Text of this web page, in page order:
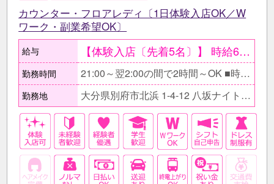
カウンター・フロアレディ〔1日体験入店OK／W
ワーク・副業希望OK〕
給与 【体験入店〔先着5名〕】 時給6000円〔金曜・土曜〕 時給5000円〔平日〕 ●最低保証日給2万円。 ○体験入店は複数回OK。 ●当日全額現金支給。 【在籍後】 時給2500円以上＋各種高額バック有 〇同伴･指名バック100％、 ドリンク・ボトルキープバック30% 【月収例】 ≪Wワークで働くOLさんの場合≫ 時給2500円×1日3h×週3日 =月収9万円+各種高額バック!
勤務時間 21:00～翌2:00の間で2時間～OK ■時間帯はお気軽にご相談下さい。 □自分の生活スタイルを優先できるので気軽に働けますよ♪ ■もちろんフルタイムでガッツリ稼ぎたい方もお待ちしています！ □翌日の仕事に支障がない時間帯で調整できます。
勤務地 大分県別府市北浜 1-4-12 八坂ナイトタウンビル1F